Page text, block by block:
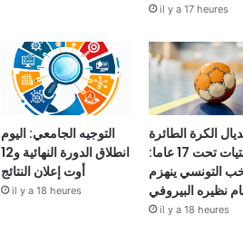
il y a 17 heures
التوجيه الجامعي: اليوم
انطلاق الدورة النهائية و12
أوت إعلان النتائج
il y a 18 heures
الكرة الطائرة
فتيات تحت 17 عاما:
التونسي ينهزم
نظيره البيروفي
il y a 18 heures